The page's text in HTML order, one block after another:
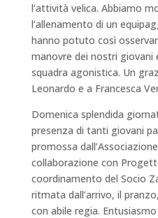
l’attività velica. Abbiamo
l’allenamento di un
hanno potuto così
manovre dei nostri giovani
squadra agonistica. Un
Leonardo e a Francesca
Domenica splendida
presenza di tanti giovani
promossa
collaborazione con
coordinamento del Socio
ritmata dall’arrivo, il
con abile regia.